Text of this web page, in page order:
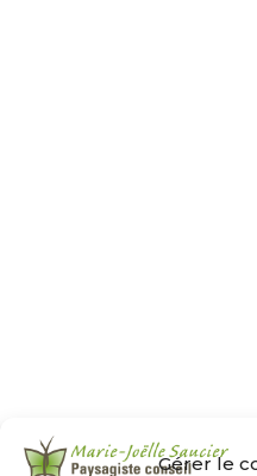
Gérer le